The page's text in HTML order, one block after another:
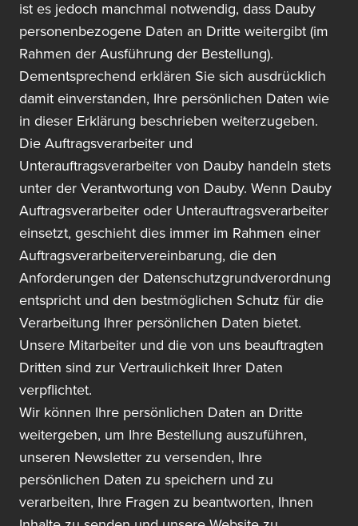
ist es jedoch manchmal notwendig, dass Dauby
personenbezogene Daten an Dritte weitergibt (im
Rahmen der Ausführung der Bestellung).
Dementsprechend erklären Sie sich ausdrücklich
damit einverstanden, Ihre persönlichen Daten wie
in dieser Erklärung beschrieben weiterzugeben.
Die Auftragsverarbeiter und
Unterauftragsverarbeiter von Dauby handeln stets
unter der Verantwortung von Dauby. Wenn Dauby
Auftragsverarbeiter oder Unterauftragsverarbeiter
einsetzt, geschieht dies immer im Rahmen einer
Auftragsverarbeitervereinbarung, die den
Anforderungen der Datenschutzgrundverordnung
entspricht und den bestmöglichen Schutz für die
Verarbeitung Ihrer persönlichen Daten bietet.
Unsere Mitarbeiter und die von uns beauftragten
Dritten sind zur Vertraulichkeit Ihrer Daten
verpflichtet.
Wir können Ihre persönlichen Daten an Dritte
weitergeben, um Ihre Bestellung auszuführen,
unseren Newsletter zu versenden, Ihre
persönlichen Daten zu speichern und zu
verarbeiten, Ihre Fragen zu beantworten, Ihnen